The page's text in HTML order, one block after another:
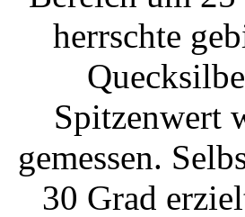
herrschte
Spitzenwert
gemessen.
30 Grad